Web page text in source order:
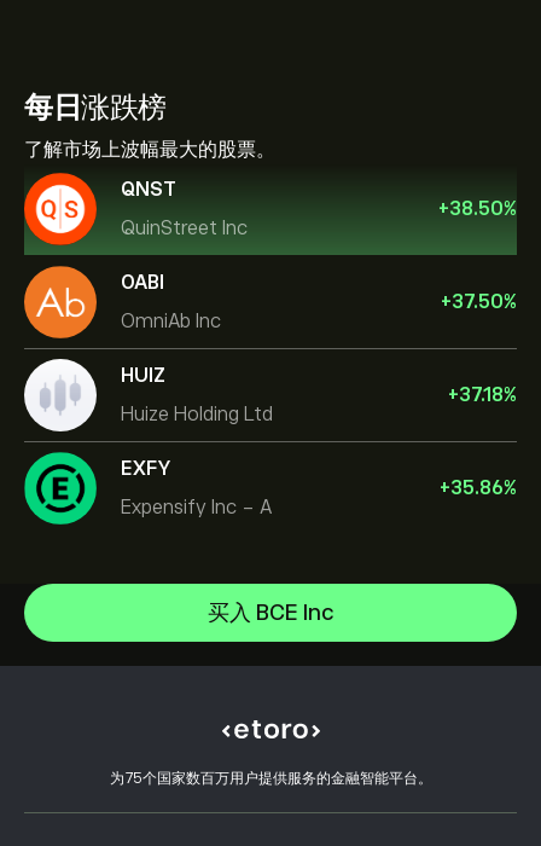
每日涨跌榜
了解市场上波幅最大的股票。
QNST
QuinStreet Inc
+38.50%
OABI
OmniAb Inc
+37.50%
HUIZ
Huize Holding Ltd
+37.18%
EXFY
Expensify Inc - A
+35.86%
买入 BCE Inc
为75个国家数百万用户提供服务的金融智能平台。
Celestica Inc
Alphabet
Meta Platforms Inc
如何入金
如何出金
开设账户
客户端漏洞
CopyTrading 简介
负责任交易
eToro Academy
选择 eToro 的理由
我们的办事处
风险披露